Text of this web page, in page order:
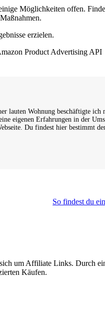
Möglichkeiten offen.
erzielen.
Product Advertising API
lauten Wohnung beschäftigte ich
eigenen Erfahrungen in der
Du findest hier bestimmt
So findest du
um Affiliate Links. Durch
Käufen.